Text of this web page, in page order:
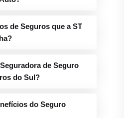
de Seguros que a ST
de Seguro
do Sul?
do Seguro